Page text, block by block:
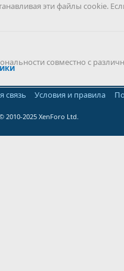
связь Условия и правила
2010-2025 XenForo Ltd.
эти файлы cookie.
совместно с